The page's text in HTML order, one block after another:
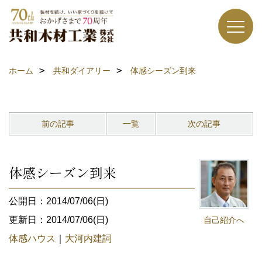
ホーム 共和ダイアリー 体感シーズン到来
前の記事 一覧 次の記事
自己紹介へ
体感シーズン到来
公開日：2014/07/06(日)
更新日：2014/07/06(日)
体感ハウス
大河内建詞